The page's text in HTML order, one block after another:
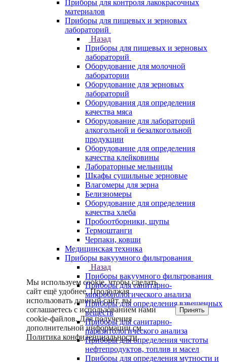
Приборы для контроля лакокрасочных
материалов
Приборы для пищевых и зерновых
лабораторий
Назад
Приборы для пищевых и зерновых
лабораторий
Оборудование для молочной
лаборатории
Оборудование для зерновых
лабораторий
Оборудования для определения
качества мяса
Оборудование для лабораторий
алкогольной и безалкогольной
продукции
Оборудование для определения
качества клейковины
Лабораторные мельницы
Шкафы сушильные зерновые
Влагомеры для зерна
Белизномеры
Оборудование для определения
качества хлеба
Пробоотборники, щупы
Термоштанги
Черпаки, ковши
Медицинская техника
Приборы вакуумного фильтрования
Назад
Приборы вакуумного фильтрования
Приборы для санитарно-
микробиологического анализа
Приборы для определения взвешенных
веществ
Приборы для санитарно-
паразитологического анализа
Приборы для определения чистоты
нефтепродуктов, топлив и масел
Приборы для определения мутности и
Мы используем cookie, чтобы сделать
сайт ещё удобнее. Продолжая
использовать данный сайт, вы
соглашаетесь с использованием нами
cookie-файлов. Для получения
дополнительной информации см.
Политика конфиденциальности.
Принять